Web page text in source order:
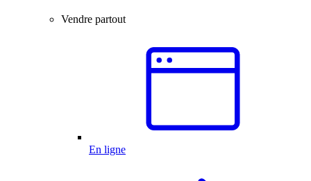
Vendre partout
En ligne